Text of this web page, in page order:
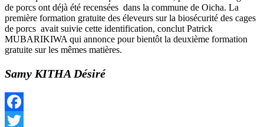
de porcs ont déjà été recensées dans la commune de Oicha. La
première formation gratuite des éleveurs sur la biosécurité des cages
de porcs avait suivie cette identification, conclut Patrick
MUBARIKIWA qui annonce pour bientôt la deuxième formation
gratuite sur les mêmes matières.
Samy KITHA Désiré
Facebook